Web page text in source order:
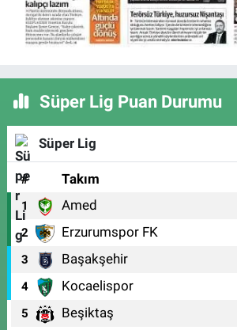
Süper Lig Puan Durumu
Süper Lig
# Takım
1 Amed
2 Erzurumspor FK
3 Başakşehir
4 Kocaelispor
5 Beşiktaş